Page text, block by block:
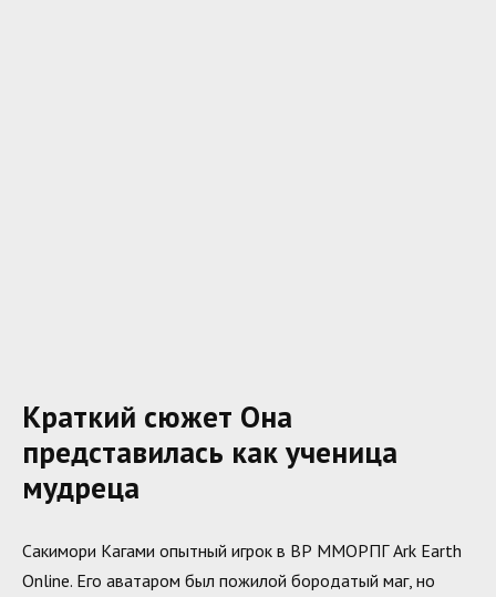
Краткий сюжет Она
представилась как ученица
мудреца
Сакимори Кагами опытный игрок в ВР ММОРПГ Ark Earth
Online. Его аватаром был пожилой бородатый маг, но